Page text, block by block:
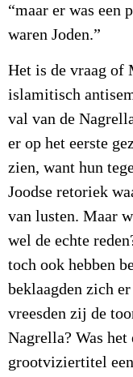
“maar er was een
waren Joden.”
Het is de vraag of
islamitisch
val van de
er op het eerste
zien, want hun
Joodse retoriek
van lusten. Maar
wel de echte
toch ook hebben
beklaagden zich
vreesden zij de
Nagrella? Was het
grootviziertitel